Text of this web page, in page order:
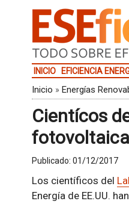
INICIO EFICIENCIA
Inicio » Energías
Cientícos
Publicado: 01/12/2017
Los científicos del
Energía de EE.UU.